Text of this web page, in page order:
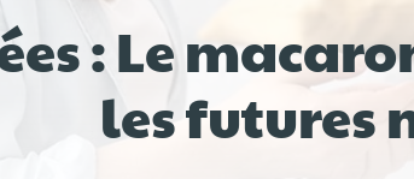
: Le
les futures